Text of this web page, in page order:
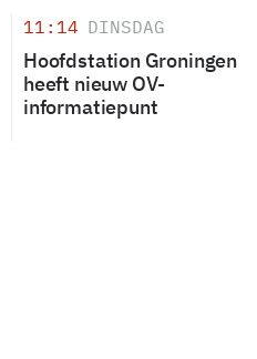
11:14 DINSDAG
Hoofdstation Groningen
heeft nieuw OV-
informatiepunt